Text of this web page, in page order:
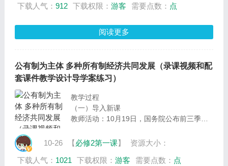
济和社会发展第十四个五年规划和二〇三五年
重要信号。接下来，我们一起来了解，我们未
来要推动哪些领域不断发展。
教师活动：那么，这节课，我们围绕“坚持两
个毫不动摇”这一框的知识，一起来探究如何
实现科技强国、乡村振兴这一目标。
设计意图
下载人气： 912 下载权限： 游客 需要点数： 点
阅读更多
公有制为主体 多种所有制经济共同发展（录课视频和配
套课件教学设计导学案练习）
教学过程
（一）导入新课
教师活动：10月19日，国务院公布前三季度
稳发展。那么，在全球疫情还没得到控制的情
呢？这节课，我们将以此为议题，围绕“公有
10-26 【必修2第一课】
资源大小：
下载人气： 1021 下载权限： 游客 需要点数： 点